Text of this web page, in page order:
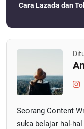
Cara Lazada dan
Seorang Content
suka belajar hal-